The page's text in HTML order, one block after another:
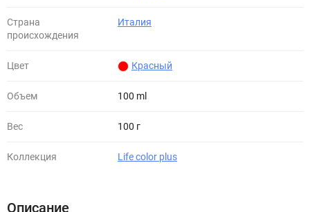
Страна
происхождения
Италия
Цвет Красный
Объем 100 ml
Вес 100 г
Коллекция Life color plus
Описание